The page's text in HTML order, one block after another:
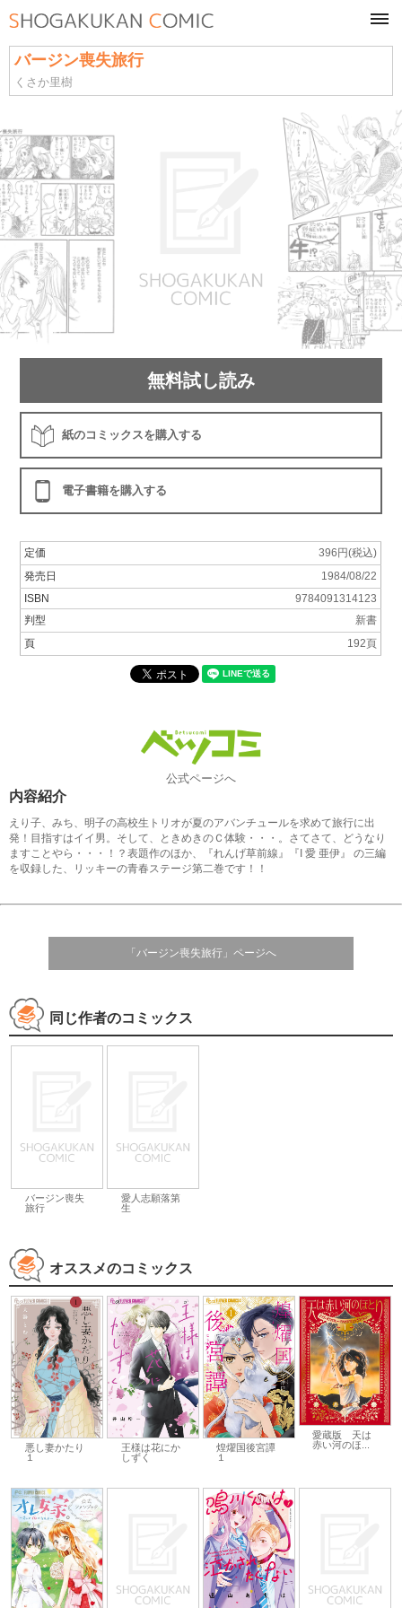
バージン喪失旅行
くさか里樹
無料試し読み
紙のコミックスを購入する
電子書籍を購入する
定価
396円(税込)
発売日
1984/08/22
ISBN
9784091314123
判型
新書
頁
192頁
公式ページへ
内容紹介
えり子、みち、明子の高校生トリオが夏のアバンチュールを求めて旅行に出
発！目指すはイイ男。そして、ときめきのＣ体験・・・。さてさて、どうなり
ますことやら・・・！？表題作のほか、『れんげ草前線』『I 愛 亜伊』 の三編
を収録した、リッキーの青春ステージ第二巻です！！
「バージン喪失旅行」ページへ
同じ作者のコミックス
バージン喪失
旅行
愛人志願落第
生
オススメのコミックス
悪し妻かたり
１
王様は花にか
しずく
煌燿国後宮譚
１
愛蔵版 天は
赤い河のほ...